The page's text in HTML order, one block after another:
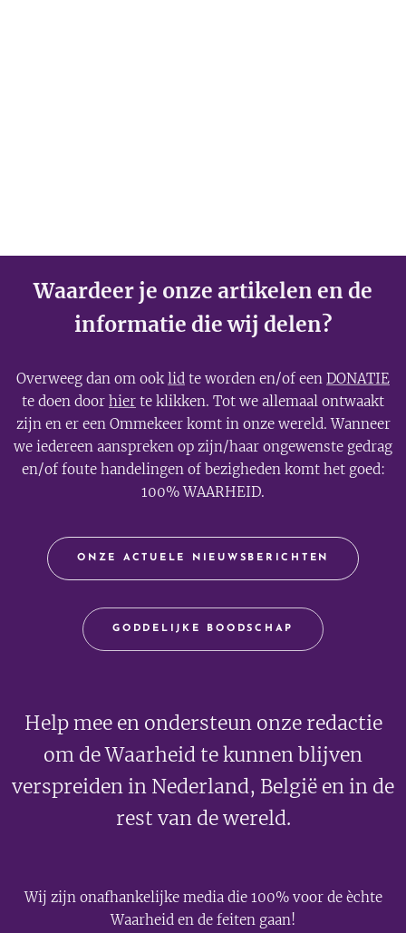
Waardeer je onze artikelen en de
informatie die wij delen?
Overweeg dan om ooklid te worden en/of een DONATIE
te doen door hier te klikken. Tot we allemaal ontwaakt
zijn en er een Ommekeer komt in onze wereld. Wanneer
we iedereen aanspreken op zijn/haar ongewenste gedrag
en/of foute handelingen of bezigheden komt het goed:
100% WAARHEID.
ONZE ACTUELE NIEUWSBERICHTEN
GODDELIJKE BOODSCHAP
Help mee en ondersteun onze redactie
om de Waarheid te kunnen blijven
verspreiden in Nederland, België en in de
rest van de wereld.
Wij zijn onafhankelijke media die 100% voor de èchte
Waarheid en de feiten gaan!